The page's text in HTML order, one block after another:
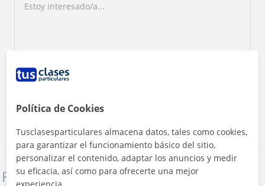
Al hacer clic, aceptas nuestro
Contactar ahora
Denunciar este perfil
Política de Cookies
Tusclasesparticulares almacena datos, tales como cookies,
para garantizar el funcionamiento básico del sitio,
personalizar el contenido, adaptar los anuncios y medir
su eficacia, así como para ofrecerte una mejor
experiencia.